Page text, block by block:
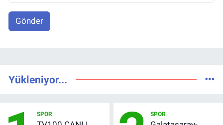
Gönder
Yükleniyor...
SPOR SPOR